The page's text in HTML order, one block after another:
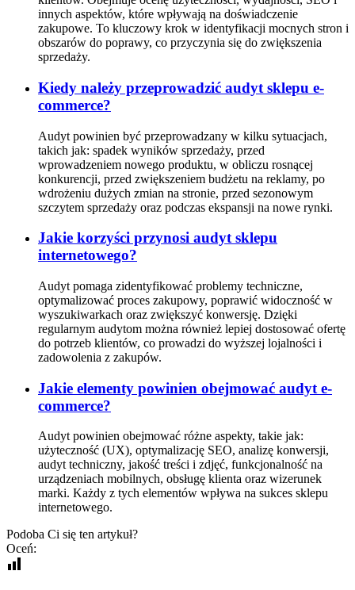
innych aspektów, które wpływają na doświadczenie
zakupowe. To kluczowy krok w identyfikacji mocnych stron i
obszarów do poprawy, co przyczynia się do zwiększenia
sprzedaży.
Kiedy należy przeprowadzić audyt sklepu e-
commerce?
Audyt powinien być przeprowadzany w kilku sytuacjach,
takich jak: spadek wyników sprzedaży, przed
wprowadzeniem nowego produktu, w obliczu rosnącej
konkurencji, przed zwiększeniem budżetu na reklamy, po
wdrożeniu dużych zmian na stronie, przed sezonowym
szczytem sprzedaży oraz podczas ekspansji na nowe rynki.
Jakie korzyści przynosi audyt sklepu
internetowego?
Audyt pomaga zidentyfikować problemy techniczne,
optymalizować proces zakupowy, poprawić widoczność w
wyszukiwarkach oraz zwiększyć konwersję. Dzięki
regularnym audytom można również lepiej dostosować ofertę
do potrzeb klientów, co prowadzi do wyższej lojalności i
zadowolenia z zakupów.
Jakie elementy powinien obejmować audyt e-
commerce?
Audyt powinien obejmować różne aspekty, takie jak:
użyteczność (UX), optymalizację SEO, analizę konwersji,
audyt techniczny, jakość treści i zdjęć, funkcjonalność na
urządzeniach mobilnych, obsługę klienta oraz wizerunek
marki. Każdy z tych elementów wpływa na sukces sklepu
internetowego.
Podoba Ci się ten artykuł?
Oceń: